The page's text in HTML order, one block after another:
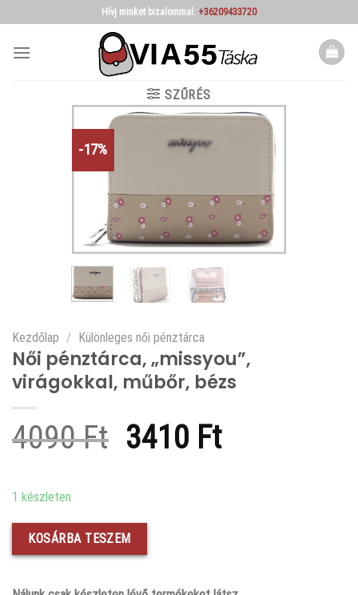
to
content
Hívj minket bizalommal: +36209433720
SZŰRÉS
-17%
Kezdőlap / Különleges női pénztárca
Női pénztárca, „missyou”,
virágokkal, műbőr, bézs
4090Ft Original
4090 Ft.
3410 FtCurrent
1 készleten
KOSÁRBA TESZEM